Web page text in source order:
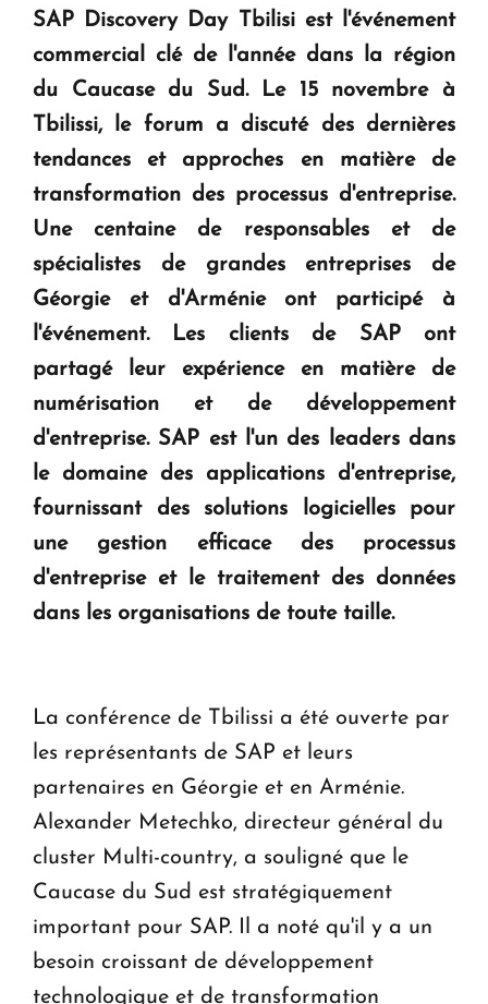
" Tant qu'il n'existe pas d'alternative concrète, la
KASA : 30 ans d'audace, de résilience et d'avenir
en Arménie
Le premier hôtel Hyatt Regency d'Arménie
ouvrira ses portes à Dilijan
SAP Discovery Day Tbilisi est l'événement
commercial clé de l'année dans la région
du Caucase du Sud. Le 15 novembre à
Tbilissi, le forum a discuté des dernières
tendances et approches en matière de
transformation des processus d'entreprise.
Une centaine de responsables et de
spécialistes de grandes entreprises de
Géorgie et d'Arménie ont participé à
l'événement. Les clients de SAP ont
partagé leur expérience en matière de
numérisation et de développement
d'entreprise. SAP est l'un des leaders dans
le domaine des applications d'entreprise,
fournissant des solutions logicielles pour
une gestion efficace des processus
d'entreprise et le traitement des données
dans les organisations de toute taille.
La conférence de Tbilissi a été ouverte par
les représentants de SAP et leurs
partenaires en Géorgie et en Arménie.
Alexander Metechko, directeur général du
cluster Multi-country, a souligné que le
Caucase du Sud est stratégiquement
important pour SAP. Il a noté qu'il y a un
besoin croissant de développement
technologique et de transformation